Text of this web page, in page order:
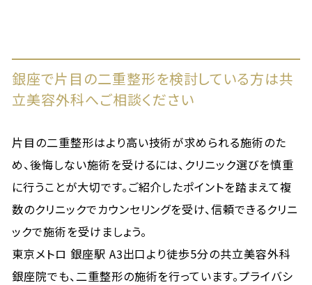
銀座で片目の二重整形を検討している方は共
立美容外科へご相談ください
片目の二重整形はより高い技術が求められる施術のた
め、後悔しない施術を受けるには、クリニック選びを慎重
に行うことが大切です。ご紹介したポイントを踏まえて複
数のクリニックでカウンセリングを受け、信頼できるクリニ
ックで施術を受けましょう。
東京メトロ 銀座駅 A3出口より徒歩5分の共立美容外科
銀座院でも、二重整形の施術を行っています。プライバシ